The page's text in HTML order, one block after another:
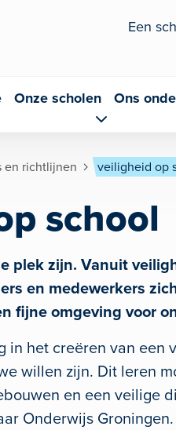
Een
Onze scholen Ons
en richtlijnen veiligheid op
school
plek zijn. Vanuit
en medewerkers
fijne omgeving voor
in het creëren van
willen zijn. Dit leren
en een veilige
Onderwijs Groningen.